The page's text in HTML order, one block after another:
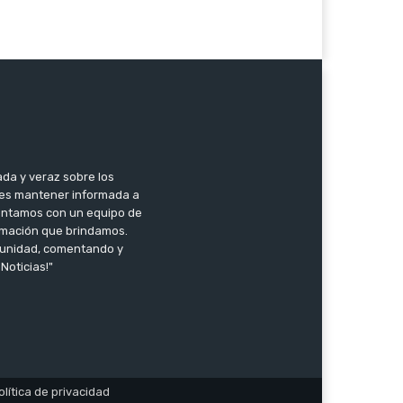
y veraz sobre los
mantener informada a
con un equipo de
que brindamos.
comentando y
de privacidad